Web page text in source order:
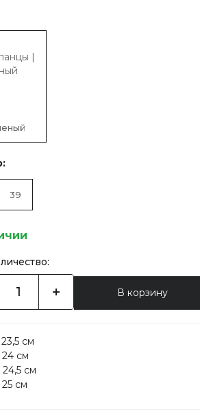
39
+ В корзину
см
см
см
см